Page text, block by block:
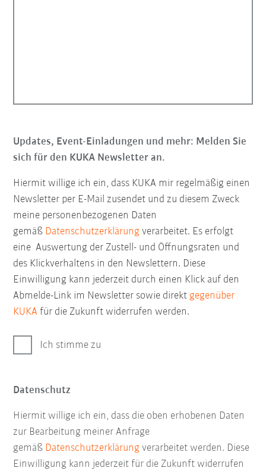
Updates, Event-Einladungen und mehr: Melden Sie
sich für den KUKA Newsletter an.
Hiermit willige ich ein, dass KUKA mir regelmäßig einen
Newsletter per E-Mail zusendet und zu diesem Zweck
meine personenbezogenen Daten
gemäß Datenschutzerklärung verarbeitet. Es erfolgt
eine Auswertung der Zustell- und Öffnungsraten und
des Klickverhaltens in den Newslettern. Diese
Einwilligung kann jederzeit durch einen Klick auf den
Abmelde-Link im Newsletter sowie direktgegenüber
KUKA für die Zukunft widerrufen werden.
Ich stimme zu
Datenschutz
Hiermit willige ich ein, dass die oben erhobenen Daten
zur Bearbeitung meiner Anfrage
gemäß Datenschutzerklärung verarbeitet werden. Diese
Einwilligung kann jederzeit für die Zukunft widerrufen